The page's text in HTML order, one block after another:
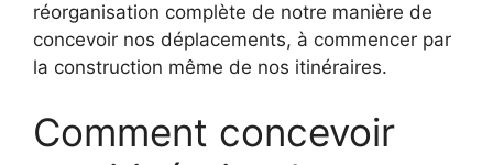
réorganisation complète de notre manière de
concevoir nos déplacements, à commencer par
la construction même de nos itinéraires.
Comment concevoir